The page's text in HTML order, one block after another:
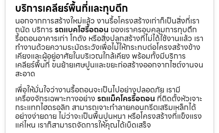
บริการเคลียร์พื้นที่และทุบตึก
นอกจากการสร้างใหม่แล้ว งานรื้อโครงสร้างเก่าก็เป็นสิ่งที่เรา
ถนัด บริการ รถแบคโฮรื้อถอน ของเราครอบคลุมการทุบตึก
รื้อถอนอาคารเก่า โกดัง หรือสิ่งปลูกสร้างที่ไม่ได้ใช้งานแล้ว เรา
ทำงานด้วยความระมัดระวังเพื่อไม่ให้กระทบต่อโครงสร้างข้าง
เคียงและผู้อยู่อาศัยในบริเวณใกล้เคียง พร้อมทั้งมีบริการ
เคลียร์พื้นที่ ขนย้ายเศษปูนและขยะก่อสร้างออกจากไซต์งานจน
สะอาด
เพื่อให้มั่นใจว่างานรื้อถอนจะเป็นไปอย่างปลอดภัย เรามี
เครื่องจักรเฉพาะทางอย่าง รถแม็คโครรื้อถอน ที่ติดตั้งหัวเจาะ
กระแทกไฮดรอลิก สามารถเจาะทำลายคอนกรีตเสริมเหล็กได้
อย่างง่ายดาย ไม่ว่าจะเป็นพื้นปูนหนา หรือโครงสร้างที่แข็งแรง
แค่ไหน เราก็สามารถจัดการให้คุณได้เบ็ดเสร็จ